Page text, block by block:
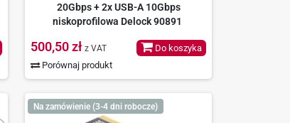
20Gbps + 2x USB-A 10Gbps
niskoprofilowa Delock 90891
500,50 zł z VAT
Porównaj produkt
Do koszyka
Na zamówienie (3-4 dni robocze)